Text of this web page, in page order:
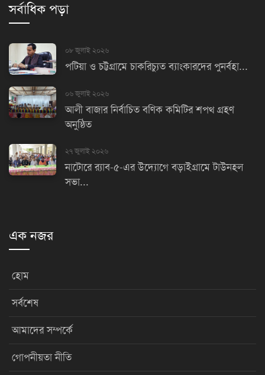
সর্বাধিক পড়া
০৮ জুলাই ২০২৬
পটিয়া ও চট্টগ্রামে চাকরিচ্যুত ব্যাংকারদের পুনর্বহা...
০৬ জুলাই ২০২৬
আলী বাজার নির্বাচিত বণিক কমিটির শপথ গ্রহণ
অনুষ্ঠিত
২৭ জুলাই ২০২৬
নাটোরে র‌্যাব-৫-এর উদ্যোগে বড়াইগ্রামে টাউনহল
সভা...
এক নজর
হোম
সর্বশেষ
আমাদের সম্পর্কে
গোপনীয়তা নীতি